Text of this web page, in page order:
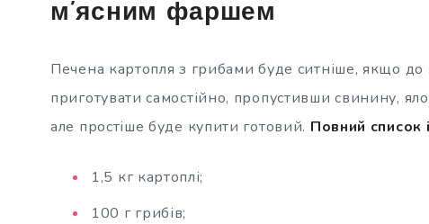
м’ясним фаршем
Печена картопля з грибами буде ситніше, якщо
приготувати самостійно, пропустивши свинину,
але простіше буде купити готовий. Повний список
1,5 кг картоплі;
100 г грибів;